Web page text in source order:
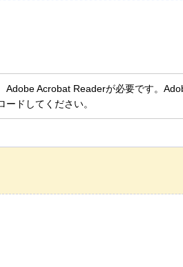
Adobe Acrobat Readerが必要です。
ドしてください。